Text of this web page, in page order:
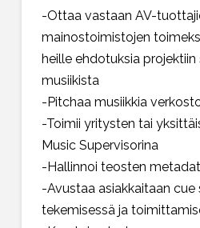
-Ottaa vastaan AV-
mainostoimistojen
heille ehdotuksia
musiikista
-Pitchaa musiikkia
-Toimii yritysten tai
Music Supervisorina
-Hallinnoi teosten
-Avustaa asiakkaitaan cue
tekemisessä ja